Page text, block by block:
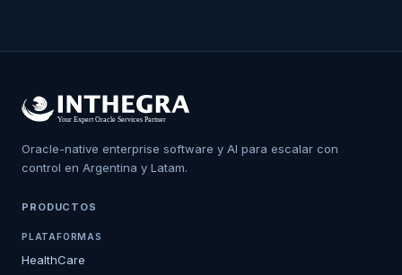
Oracle-native enterprise software y AI para escalar con
control en Argentina y Latam.
PRODUCTOS
PLATAFORMAS
HealthCare